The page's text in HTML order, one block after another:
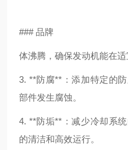
### 品牌
体沸腾，确保发动机能在适
3. **防腐**：添加特定的
部件发生腐蚀。
4. **防垢**：减少冷却系
的清洁和高效运行。